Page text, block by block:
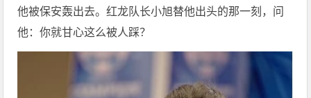
他被保安轰出去。红龙队长小旭替他出头的那一刻，问
他：你就甘心这么被人踩？